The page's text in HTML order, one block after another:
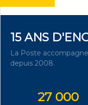
15 ANS
La Poste
depuis 2008.
27 000